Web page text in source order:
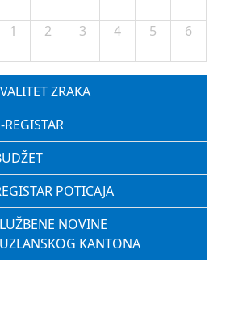
1 2 3 4 5 6
ZRAKA
REGISTAR
POTICAJA
NOVINE
KANTONA